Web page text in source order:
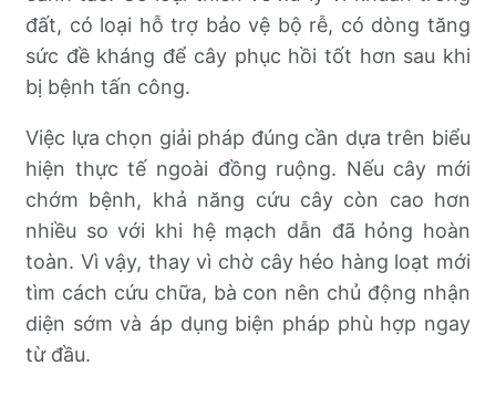
đất, có loại hỗ trợ bảo vệ bộ rễ, có dòng tăng
sức đề kháng để cây phục hồi tốt hơn sau khi
bị bệnh tấn công.
Việc lựa chọn giải pháp đúng cần dựa trên biểu
hiện thực tế ngoài đồng ruộng. Nếu cây mới
chớm bệnh, khả năng cứu cây còn cao hơn
nhiều so với khi hệ mạch dẫn đã hỏng hoàn
toàn. Vì vậy, thay vì chờ cây héo hàng loạt mới
tìm cách cứu chữa, bà con nên chủ động nhận
diện sớm và áp dụng biện pháp phù hợp ngay
từ đầu.